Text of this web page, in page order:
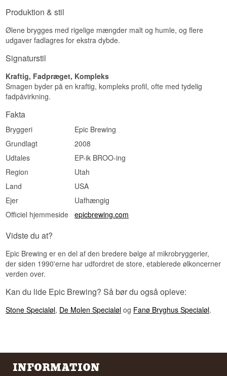
Produktion & stil
Ølene brygges med rigelige mængder malt og humle, og flere
udgaver fadlagres for ekstra dybde.
Signaturstil
Kraftig, Fadpræget, Kompleks
Smagen byder på en kraftig, kompleks profil, ofte med tydelig
fadpåvirkning.
Fakta
Bryggeri
Epic Brewing
Grundlagt
2008
Udtales
EP-ik BROO-ing
Region
Utah
Land
USA
Ejer
Uafhængig
Officiel hjemmeside
epicbrewing.com
Vidste du at?
Epic Brewing er en del af den bredere bølge af mikrobryggerier,
der siden 1990'erne har udfordret de store, etablerede ølkoncerner
verden over.
Kan du lide Epic Brewing? Så bør du også opleve:
Stone Specialøl, De Molen Specialøl og Fanø Bryghus Specialøl.
INFORMATION